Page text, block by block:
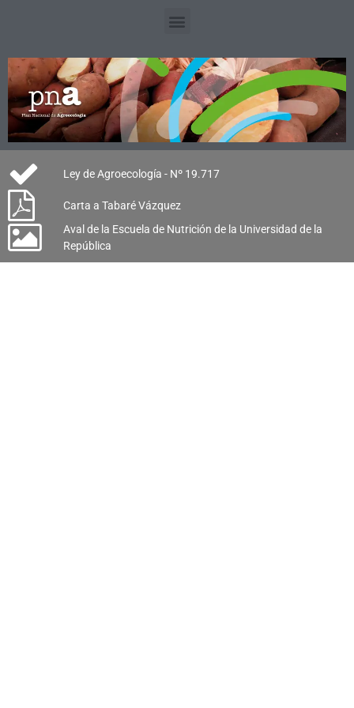
Ley de Agroecología - Nº 19.717
Carta a Tabaré Vázquez
Aval de la Escuela de Nutrición de la Universidad de la
República